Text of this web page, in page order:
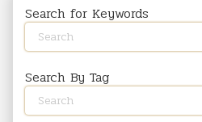
Search for Keywords
Search By Tag